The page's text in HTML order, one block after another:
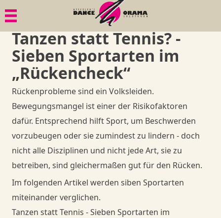
Tanzen statt Tennis? -
Sieben Sportarten im
„Rückencheck“
Rückenprobleme sind ein Volksleiden.
Bewegungsmangel ist einer der Risikofaktoren
dafür. Entsprechend hilft Sport, um Beschwerden
vorzubeugen oder sie zumindest zu lindern - doch
nicht alle Disziplinen und nicht jede Art, sie zu
betreiben, sind gleichermaßen gut für den Rücken.
Im folgenden Artikel werden siben Sportarten
miteinander verglichen.
Tanzen statt Tennis - Sieben Sportarten im
Menü
Paartanz
Senioren
Mama in Motion
Anlässe, Privatkurse, Privatunterricht
Member
Goodies
Shop
Menü
Geschichte
Philosophie
Member
Goodies
Shop
Danceorama Bern
Menü
Bildgalerien
Dies & Das
Gesundheit
Member
Goodies
Shop
Danceorama Bern
Menü
1. Tanzkurs
Tänze
Ball-Knigge
Quadrille
Member
Goodies
Shop